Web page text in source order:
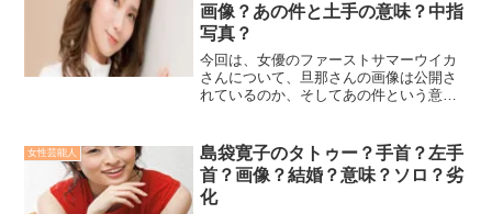
画像？あの件と土手の意味？中指
写真？
今回は、女優のファーストサマーウイカ
さんについて、旦那さんの画像は公開さ
れているのか、そしてあの件という意味
く調べていきたいと思います！
女性芸能人
島袋寛子のタトゥー？手首？左手
首？画像？結婚？意味？ソロ？劣
化